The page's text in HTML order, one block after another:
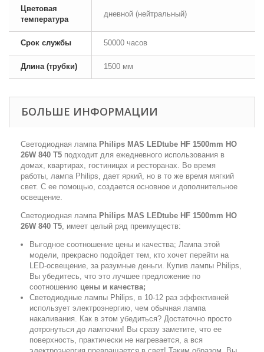
Цветовая
температура
дневной (нейтральный)
Срок службы 50000 часов
Длина (трубки) 1500 мм
БОЛЬШЕ ИНФОРМАЦИИ
Светодиодная лампа Philips MAS LEDtube HF 1500mm HO
26W 840 T5 подходит для ежедневного использования в
домах, квартирах, гостиницах и ресторанах. Во время
работы, лампа Philips, дает яркий, но в то же время мягкий
свет. С ее помощью, создается основное и дополнительное
освещение.
Светодиодная лампа Philips MAS LEDtube HF 1500mm HO
26W 840 T5, имеет целый ряд преимуществ:
Выгодное соотношение цены и качества; Лампа этой
модели, прекрасно подойдет тем, кто хочет перейти на
LED-освещение, за разумные деньги. Купив лампы Philips,
Вы убедитесь, что это лучшее предложение по
соотношению цены и качества;
Светодиодные лампы Philips, в 10-12 раз эффективней
использует электроэнергию, чем обычная лампа
накаливания. Как в этом убедиться? Достаточно просто
дотронуться до лампочки! Вы сразу заметите, что ее
поверхность, практически не нагревается, а вся